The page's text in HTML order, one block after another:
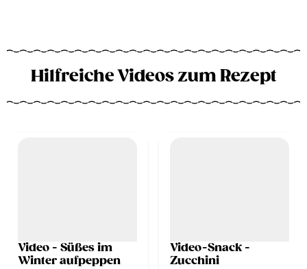
Hilfreiche Videos zum Rezept
Video - Süßes im
Winter aufpeppen
Video-Snack -
Zucchini